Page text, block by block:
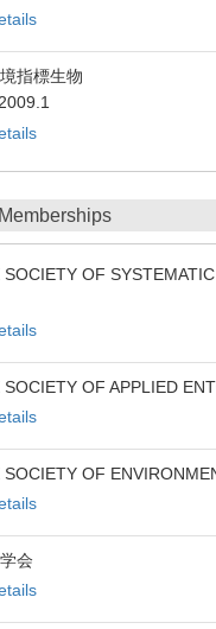
指標生物
2009.1
SOCIETY OF
SOCIETY OF APPLIED
SOCIETY OF
会